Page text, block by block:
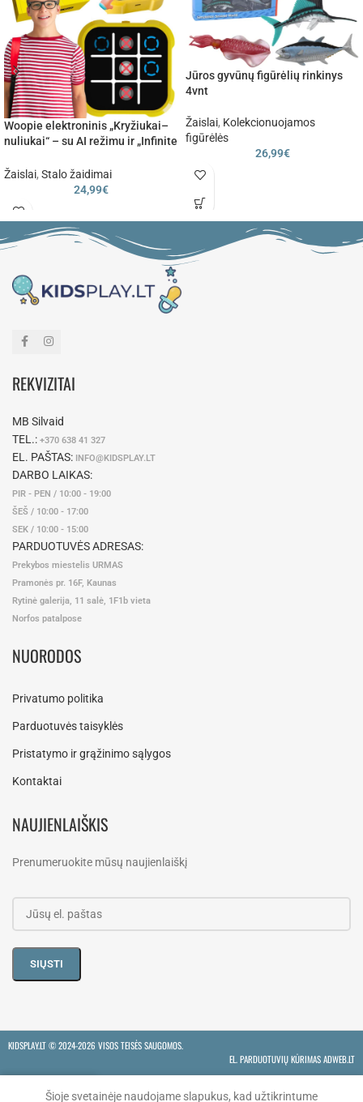
Woopie elektroninis „Kryžiukai–
nuliukai“ – su AI režimu ir „Infinite
Žaislai, Stalo žaidimai
24,99€
Jūros gyvūnų figūrėlių rinkinys
4vnt
Žaislai, Kolekcionuojamos
figūrėlės
26,99€
REKVIZITAI
MB Silvaid
TEL.: +370 638 41 327
EL. PAŠTAS: INFO@KIDSPLAY.LT
DARBO LAIKAS:
PIR - PEN / 10:00 - 19:00
ŠEŠ / 10:00 - 17:00
SEK / 10:00 - 15:00
PARDUOTUVĖS ADRESAS:
Prekybos miestelis URMAS
Pramonės pr. 16F, Kaunas
Rytinė galerija, 11 salė, 1F1b vieta
Norfos patalpose
NUORODOS
Privatumo politika
Parduotuvės taisyklės
Pristatymo ir grąžinimo sąlygos
Kontaktai
NAUJIENLAIŠKIS
Prenumeruokite mūsų naujienlaiškį
KIDSPLAY.LT ©2024-2026 VISOS TEISĖS SAUGOMOS.
EL. PARDUOTUVIŲ KŪRIMAS ADWEB.LT
Šioje svetainėje naudojame slapukus, kad užtikrintume